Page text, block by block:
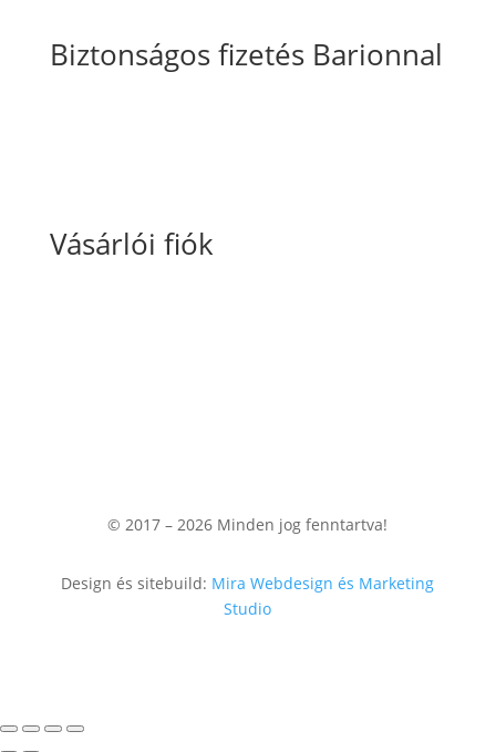
Biztonságos fizetés Barionnal
Vásárlói fiók
© 2017 – 2026 Minden jog fenntartva!
Design és sitebuild: Mira Webdesign és Marketing
Studio